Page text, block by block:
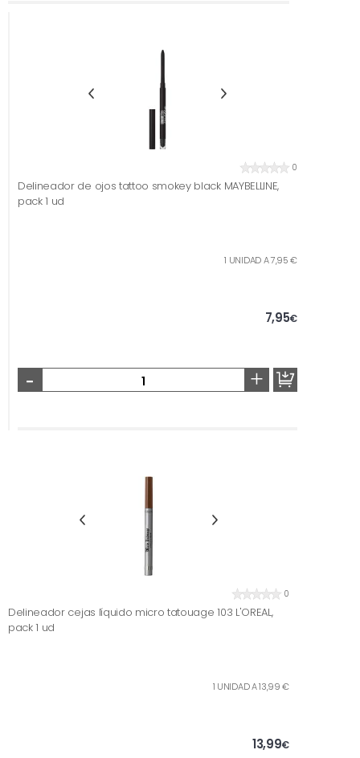
0
Delineador de ojos tattoo smokey black MAYBELLINE,
pack 1 ud
1 UNIDAD A 7,95 €
7,95€
- +
0
Delineador cejas líquido micro tatouage 103 L'OREAL,
pack 1 ud
1 UNIDAD A 13,99 €
13,99€